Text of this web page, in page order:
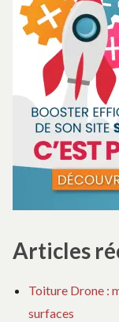
Articles
Toiture Drone :
surfaces